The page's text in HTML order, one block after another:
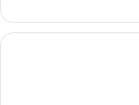
Balkon